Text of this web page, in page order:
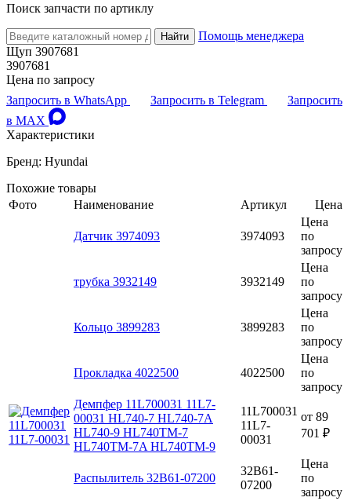
Поиск запчасти по артиклу
Найти
Помощь менеджера
Щуп 3907681
3907681
Цена по запросу
Запросить в WhatsApp
Запросить в Telegram
Запросить
в MAX
Характеристики
Бренд: Hyundai
Похожие товары
Фото
Наименование Артикул Цена
Датчик 3974093 3974093
Цена
по
запросу
трубка 3932149 3932149
Цена
по
запросу
Кольцо 3899283 3899283
Цена
по
запросу
Прокладка 4022500 4022500
Цена
по
запросу
Демпфер 11L700031 11L7-
00031 HL740-7 HL740-7A
HL740-9 HL740TM-7
HL740TM-7A HL740TM-9
11L700031
11L7-
00031
от 89
701 ₽
Распылитель 32B61-07200
32B61-
07200
Цена
по
запросу